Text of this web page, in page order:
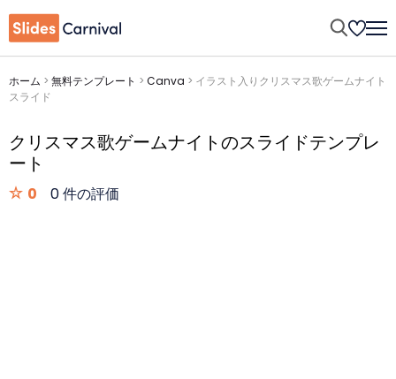
ホーム > 無料テンプレート > Canva > イラスト入りクリスマス歌ゲームナイト
スライド
クリスマス歌ゲームナイトのスライドテンプレ
ート
0 0 件の評価